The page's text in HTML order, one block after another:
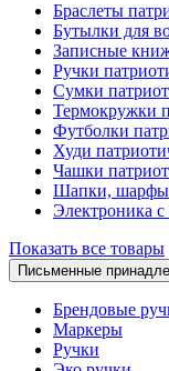
Браслеты
Бутылки для
Записные
Ручки
Сумки
Термокружки
Футболки
Худи
Чашки
Шапки, шарфы
Электроника
Показать все товары
Письменные
Брендовые
Маркеры
Ручки